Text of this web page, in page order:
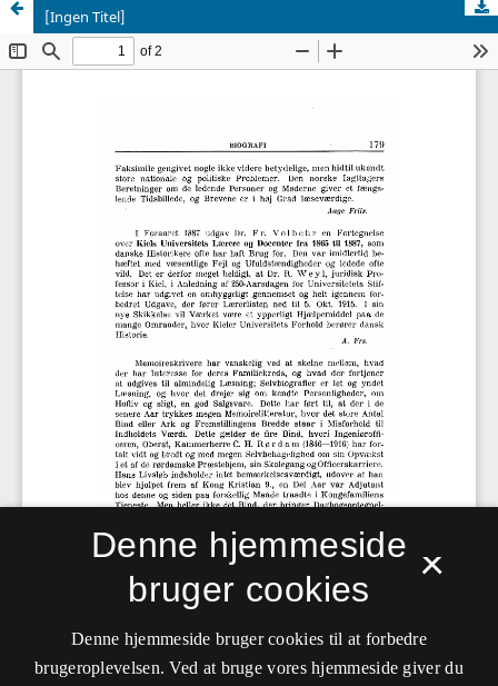
[Ingen Titel]
×
Denne hjemmeside
bruger cookies
Denne hjemmeside bruger cookies til at forbedre
brugeroplevelsen. Ved at bruge vores hjemmeside giver du